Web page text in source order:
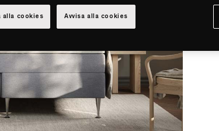
Avvisa alla cookies
alla cookies